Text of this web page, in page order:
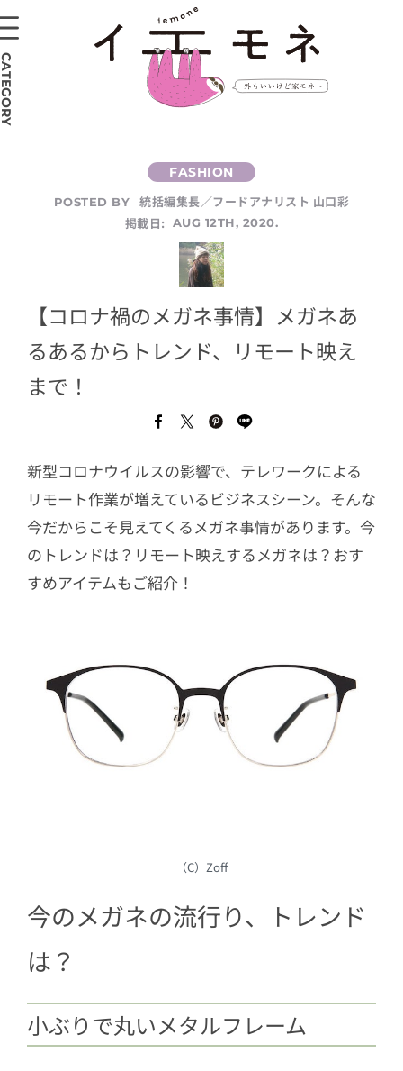
POSTED BY
統括編集長／フードアナリスト 山口彩
掲載日:
AUG 12TH, 2020.
【コロナ禍のメガネ事情】メガネあ
るあるからトレンド、リモート映え
まで！
新型コロナウイルスの影響で、テレワークによる
リモート作業が増えているビジネスシーン。そんな
今だからこそ見えてくるメガネ事情があります。今
のトレンドは？リモート映えするメガネは？おす
すめアイテムもご紹介！
（C）Zoff
今のメガネの流行り、トレンド
は？
小ぶりで丸いメタルフレーム